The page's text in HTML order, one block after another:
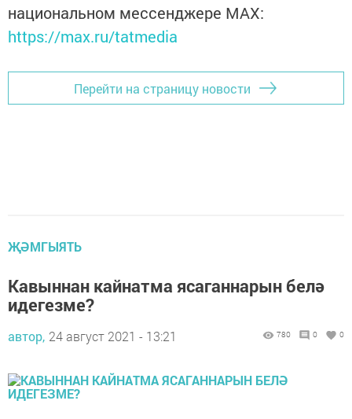
национальном мессенджере MАХ:
https://max.ru/tatmedia
Перейти на страницу новости
ҖӘМГЫЯТЬ
Кавыннан кайнатма ясаганнарын белә
идегезме?
автор, 24 август 2021 - 13:21 780 0 0